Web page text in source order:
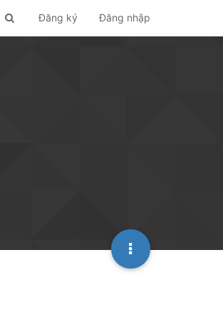
Đăng ký Đăng nhập